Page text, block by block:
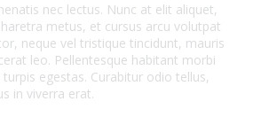
nec lectus. Nunc at elit aliquet,
metus, et cursus arcu volutpat
neque vel tristique tincidunt, mauris
leo. Pellentesque habitant morbi
egestas. Curabitur odio tellus,
in viverra erat.